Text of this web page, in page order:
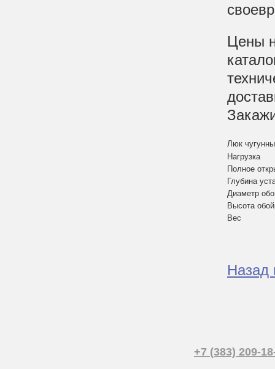
Цены
Люк
Нагрузка
Полное
Глубина
Диаметр
Высота
Вес
Назад
+7 (383) 209-